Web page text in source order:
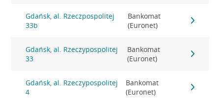
Gdańsk, al. Rzeczpospolitej
33b
Bankomat
(Euronet)
Gdańsk, al. Rzeczypospolitej
33
Bankomat
(Euronet)
Gdańsk, al. Rzeczypospolitej
4
Bankomat
(Euronet)